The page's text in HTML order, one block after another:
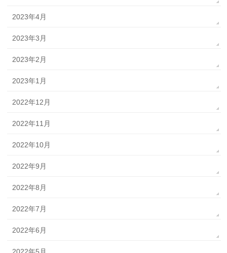
2023年4月
2023年3月
2023年2月
2023年1月
2022年12月
2022年11月
2022年10月
2022年9月
2022年8月
2022年7月
2022年6月